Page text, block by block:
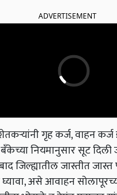
गृह कर्ज,वाहन
नियमानुसार सूट दिली
जिल्ह्यातील जास्तीत जास्त
,असे आवाहन
भोसले व हेमंत महाजन